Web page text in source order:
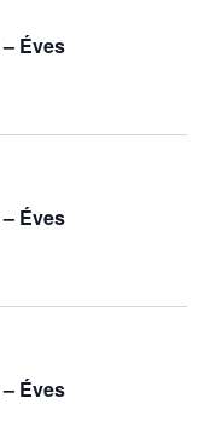
Éves
Éves
Éves